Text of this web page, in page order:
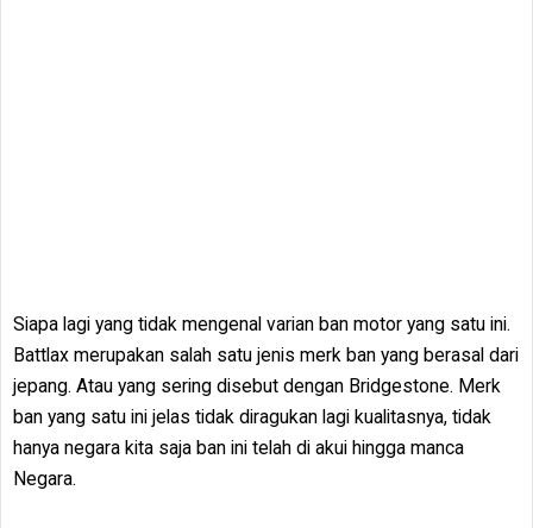
Siapa lagi yang tidak mengenal varian ban motor yang satu ini.
Battlax merupakan salah satu jenis merk ban yang berasal dari
jepang. Atau yang sering disebut dengan Bridgestone. Merk
ban yang satu ini jelas tidak diragukan lagi kualitasnya, tidak
hanya negara kita saja ban ini telah di akui hingga manca
Negara.